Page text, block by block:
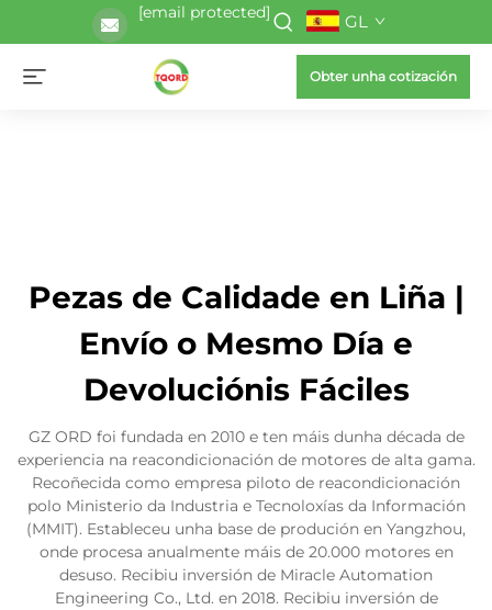
[email protected] GL
Obter unha cotización
Pezas de Calidade en Liña |
Envío o Mesmo Día e
Devoluciónis Fáciles
GZ ORD foi fundada en 2010 e ten máis dunha década de
experiencia na reacondicionación de motores de alta gama.
Recoñecida como empresa piloto de reacondicionación
polo Ministerio da Industria e Tecnoloxías da Información
(MMIT). Estableceu unha base de produción en Yangzhou,
onde procesa anualmente máis de 20.000 motores en
desuso. Recibiu inversión de Miracle Automation
Engineering Co., Ltd. en 2018. Recibiu inversión de